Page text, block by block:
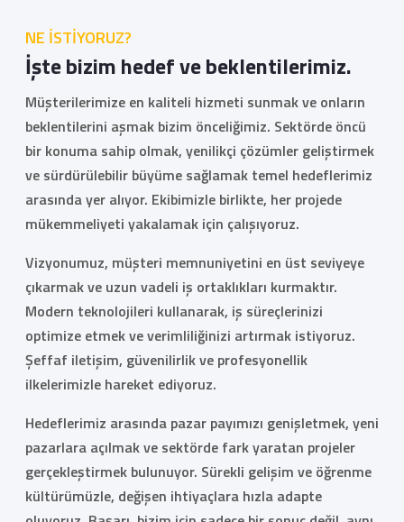
NE İSTİYORUZ?
İşte bizim hedef ve beklentilerimiz.
Müşterilerimize en kaliteli hizmeti sunmak ve onların
beklentilerini aşmak bizim önceliğimiz. Sektörde öncü
bir konuma sahip olmak, yenilikçi çözümler geliştirmek
ve sürdürülebilir büyüme sağlamak temel hedeflerimiz
arasında yer alıyor. Ekibimizle birlikte, her projede
mükemmeliyeti yakalamak için çalışıyoruz.
Vizyonumuz, müşteri memnuniyetini en üst seviyeye
çıkarmak ve uzun vadeli iş ortaklıkları kurmaktır.
Modern teknolojileri kullanarak, iş süreçlerinizi
optimize etmek ve verimliliğinizi artırmak istiyoruz.
Şeffaf iletişim, güvenilirlik ve profesyonellik
ilkelerimizle hareket ediyoruz.
Hedeflerimiz arasında pazar payımızı genişletmek, yeni
pazarlara açılmak ve sektörde fark yaratan projeler
gerçekleştirmek bulunuyor. Sürekli gelişim ve öğrenme
kültürümüzle, değişen ihtiyaçlara hızla adapte